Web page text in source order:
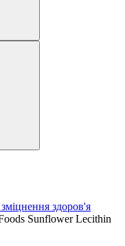
здоров'я
Sunflower Lecithin